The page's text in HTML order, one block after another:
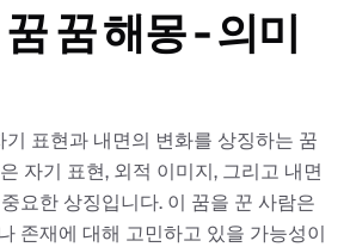
꿈 해몽 - 의미
표현과 내면의 변화를 상징하는 꿈
자기 표현, 외적 이미지, 그리고 내면
요한 상징입니다. 이 꿈을 꾼 사람은
존재에 대해 고민하고 있을 가능성이